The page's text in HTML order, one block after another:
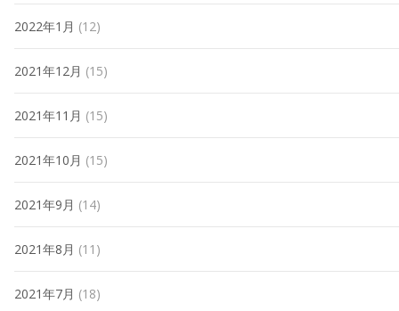
2022年1月 (12)
2021年12月 (15)
2021年11月 (15)
2021年10月 (15)
2021年9月 (14)
2021年8月 (11)
2021年7月 (18)